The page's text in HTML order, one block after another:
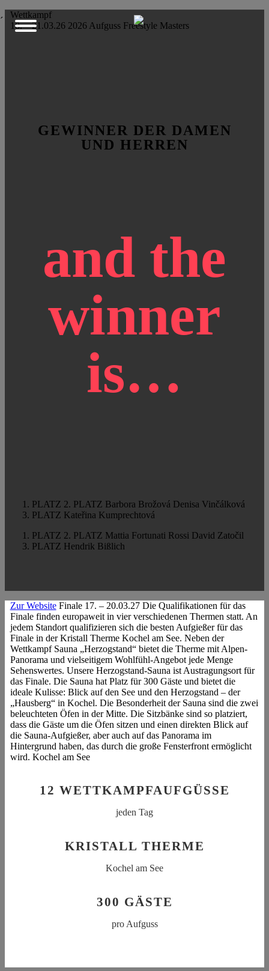
´
Wettkampf
18. – 21.03.26 2026 Aufguss Freestyle Masters
GEWINNER DER DAMEN
UND HERREN
and the
winner
is…
1. PLATZ 2. PLATZ Barbora Brožová Denisa Vinčálková
3. PLATZ Kateřina Kumprechtová
1. PLATZ 2. PLATZ Mattia Fortunati Rossi David Zatočil
3. PLATZ Hendrik Bißlich
Zur Website Finale 17. – 20.03.27 Die Qualifikationen für das
Finale finden europaweit in vier verschiedenen Thermen statt. An
jedem Standort qualifizieren sich die besten Aufgießer für das
Finale in der Kristall Therme Kochel am See. Neben der
Wettkampf Sauna „Herzogstand“ bietet die Therme mit Alpen-
Panorama und vielseitigem Wohlfühl-Angebot jede Menge
Sehenswertes. Unsere Herzogstand-Sauna ist Austragungsort für
das Finale. Die Sauna hat Platz für 300 Gäste und bietet die
ideale Kulisse: Blick auf den See und den Herzogstand – der
„Hausberg“ in Kochel. Die Besonderheit der Sauna sind die zwei
beleuchteten Öfen in der Mitte. Die Sitzbänke sind so platziert,
dass die Gäste um die Öfen sitzen und einen direkten Blick auf
die Sauna-Aufgießer, aber auch auf das Panorama im
Hintergrund haben, das durch die große Fensterfront ermöglicht
wird. Kochel am See
12 WETTKAMPFAUFGÜSSE
jeden Tag
KRISTALL THERME
Kochel am See
300 GÄSTE
pro Aufguss